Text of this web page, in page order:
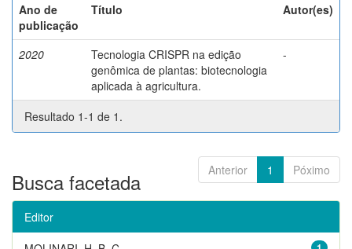
Ano de
publicação
Título Autor(es)
2020
Tecnologia CRISPR na edição
genômica de plantas: biotecnologia
aplicada à agricultura.
-
Resultado 1-1 de 1.
Anterior 1 Póximo
Busca facetada
Editor